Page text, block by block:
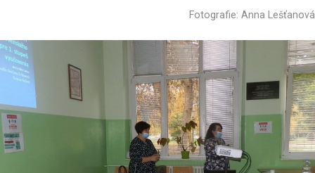
Fotografie: Anna Lešťanová